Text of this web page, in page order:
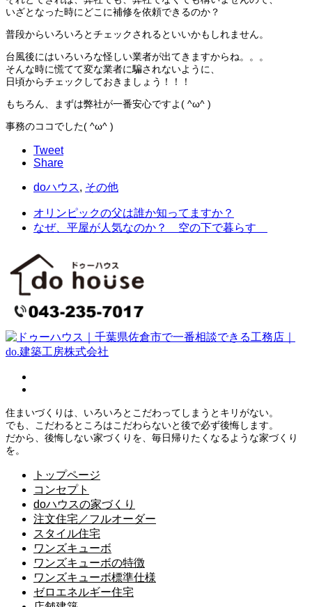
いざとなった時にどこに補修を依頼できるのか？
普段からいろいろとチェックされるといいかもしれません。
台風後にはいろいろな怪しい業者が出てきますからね。。。
そんな時に慌てて変な業者に騙されないように、
日頃からチェックしておきましょう！！！
もちろん、まずは弊社が一番安心ですよ( ^ω^ )
事務のココでした( ^ω^ )
Tweet
Share
doハウス, その他
オリンピックの父は誰か知ってますか？
なぜ、平屋が人気なのか？ 空の下で暮らす
住まいづくりは、いろいろとこだわってしまうとキリがない。
でも、こだわるところはこだわらないと後で必ず後悔します。
だから、後悔しない家づくりを、毎日帰りたくなるような家づくり
を。
トップページ
コンセプト
doハウスの家づくり
注文住宅／フルオーダー
スタイル住宅
ワンズキューボ
ワンズキューボの特徴
ワンズキューボ標準仕様
ゼロエネルギー住宅